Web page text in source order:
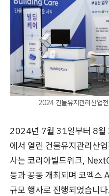
2024 건물유지관리산업
2024년 7월 31일부터 8월
에서 열린 건물유지관리산
사는 코리아빌드위크,
등과 공동 개최되며 코엑스
규모 행사로 진행되었습니다.